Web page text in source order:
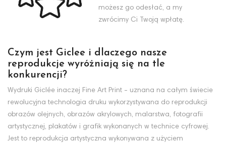
możesz go odesłać, a my
zwrócimy Ci Twoją wpłatę.
Czym jest Giclee i dlaczego nasze
reprodukcje wyróżniają się na tle
konkurencji?
Wydruki Giclée inaczej Fine Art Print - uznana na całym świecie
rewolucyjna technologia druku wykorzystywana do reprodukcji
obrazów olejnych, obrazów akrylowych, malarstwa, fotografii
artystycznej, plakatów i grafik wykonanych w technice cyfrowej.
Jest to reprodukcja artystyczna wykonywana z użyciem